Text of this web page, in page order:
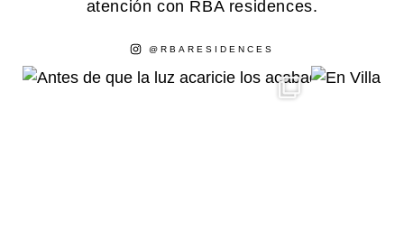
atención con RBA residences.
@RBARESIDENCES